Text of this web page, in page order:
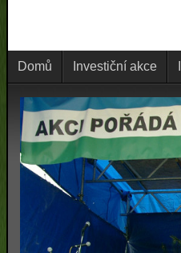
Domů Investiční akce